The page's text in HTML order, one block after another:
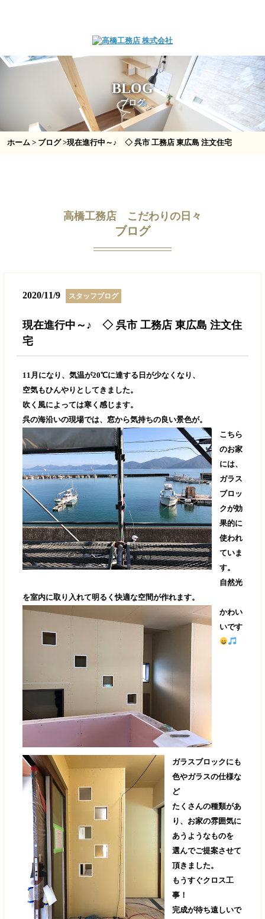
BLOG
ブログ
ホーム > ブログ>現在進行中～♪ ◇ 呉市 工務店 東広島 注文住宅
高橋工務店 こだわりの日々
ブログ
2020/11/9 スタッフブログ
現在進行中～♪ ◇ 呉市 工務店 東広島 注文住
宅
11月になり、気温が20℃に達する日が少なくなり、
空気もひんやりとしてきました。
吹く風によっては寒く感じます。
呉の海沿いの現場では、窓から気持ちの良い景色が。
こちら
のお家
には、
ガラス
ブロッ
クが効
果的に
使われ
ていま
す。
自然光
を室内に取り入れて明るく快適な空間が作れます。
かわい
いです
ガラスブロックにも
色やガラスの仕様な
ど
たくさんの種類があ
り、お家の雰囲気に
あうようなものを
選んでご提案させて
頂きました。
もうすぐクロス工
事！
完成が待ち遠しいで